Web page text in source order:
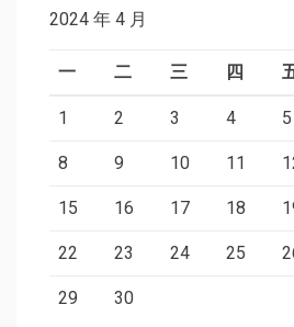
2024 年 4 月
一 二 三 四
1 2 3 4 5
8 9 10 11
15 16 17 18
22 23 24 25
29 30